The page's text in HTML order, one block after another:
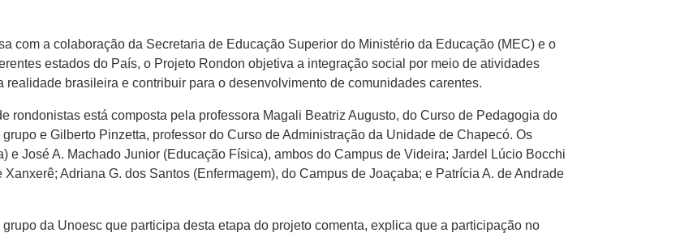
com a colaboração da Secretaria de Educação Superior do Ministério da Educação (MEC) e o
estados do País, o Projeto Rondon objetiva a integração social por meio de atividades
brasileira e contribuir para o desenvolvimento de comunidades carentes.
rondonistas está composta pela professora Magali Beatriz Augusto, do Curso de Pedagogia do
e Gilberto Pinzetta, professor do Curso de Administração da Unidade de Chapecó. Os
e José A. Machado Junior (Educação Física), ambos do Campus de Videira; Jardel Lúcio Bocchi
Adriana G. dos Santos (Enfermagem), do Campus de Joaçaba; e Patrícia A. de Andrade
da Unoesc que participa desta etapa do projeto comenta, explica que a participação no